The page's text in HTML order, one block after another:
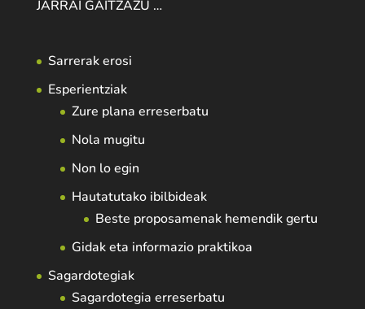
JARRAI GAITZAZU …
Sarrerak erosi
Esperientziak
Zure plana erreserbatu
Nola mugitu
Non lo egin
Hautatutako ibilbideak
Beste proposamenak hemendik gertu
Gidak eta informazio praktikoa
Sagardotegiak
Sagardotegia erreserbatu